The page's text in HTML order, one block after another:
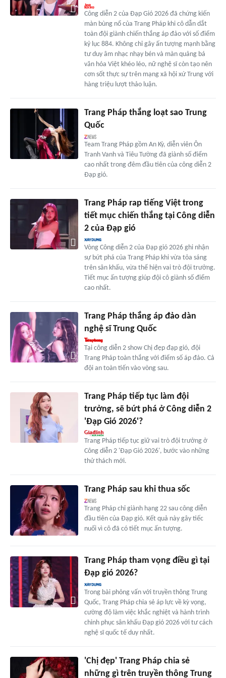
Công diễn 2 của Đạp Gió 2026 đã chứng kiến
màn bùng nổ của Trang Pháp khi cô dẫn dắt
toàn đội giành chiến thắng áp đảo với số điểm
kỷ lục 884. Không chỉ gây ấn tượng mạnh bằng
tư duy âm nhạc nhạy bén và màn quảng bá
văn hóa Việt khéo léo, nữ nghệ sĩ còn tạo nên
cơn sốt thực sự trên mạng xã hội xứ Trung với
hàng triệu lượt thảo luận.
Trang Pháp thắng loạt sao Trung
Quốc
Team Trang Pháp gồm An Kỳ, diễn viên Ôn
Tranh Vanh và Tiêu Tường đã giành số điểm
cao nhất trong đêm đầu tiên của công diễn 2
Đạp gió.
Trang Pháp rap tiếng Việt trong
tiết mục chiến thắng tại Công diễn
2 của Đạp gió
Vòng Công diễn 2 của Đạp gió 2026 ghi nhận
sự bứt phá của Trang Pháp khi vừa tỏa sáng
trên sân khấu, vừa thể hiện vai trò đội trưởng.
Tiết mục ấn tượng giúp đội cô giành số điểm
cao nhất.
Trang Pháp thắng áp đảo dàn
nghệ sĩ Trung Quốc
Tại công diễn 2 show Chị đẹp đạp gió, đội
Trang Pháp toàn thắng với điểm số áp đảo. Cả
đội an toàn tiến vào vòng sau.
Trang Pháp tiếp tục làm đội
trưởng, sẽ bứt phá ở Công diễn 2
'Đạp Gió 2026'?
Trang Pháp tiếp tục giữ vai trò đội trưởng ở
Công diễn 2 'Đạp Gió 2026', bước vào những
thử thách mới.
Trang Pháp sau khi thua sốc
Trang Pháp chỉ giành hạng 22 sau công diễn
đầu tiên của Đạp gió. Kết quả này gây tiếc
nuối vì cô đã có tiết mục ấn tượng.
Trang Pháp tham vọng điều gì tại
Đạp gió 2026?
Trong bài phỏng vấn với truyền thông Trung
Quốc, Trang Pháp chia sẻ áp lực về kỳ vọng,
cường độ làm việc khắc nghiệt và hành trình
chinh phục sân khấu Đạp gió 2026 với tư cách
nghệ sĩ quốc tế duy nhất.
'Chị đẹp' Trang Pháp chia sẻ
những gì trên truyền thông Trung